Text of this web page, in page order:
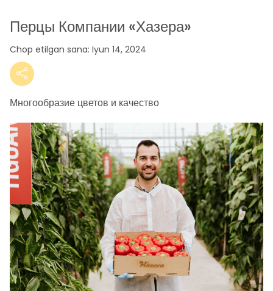
Перцы Компании «Хазера»
Chop etilgan sana: Iyun 14, 2024
Многообразие цветов и качество